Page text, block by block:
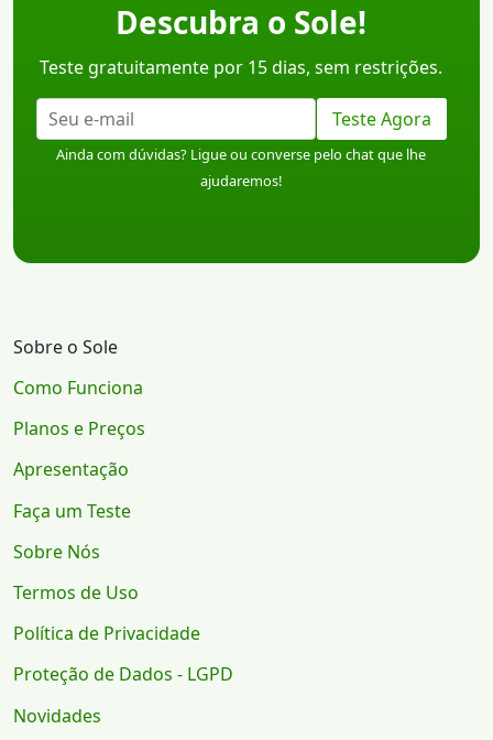
Descubra o Sole!
Teste gratuitamente por 15 dias, sem restrições.
Teste Agora
Ainda com dúvidas? Ligue ou converse pelo chat que lhe
ajudaremos!
Sobre o Sole
Como Funciona
Planos e Preços
Apresentação
Faça um Teste
Sobre Nós
Termos de Uso
Política de Privacidade
Proteção de Dados - LGPD
Novidades